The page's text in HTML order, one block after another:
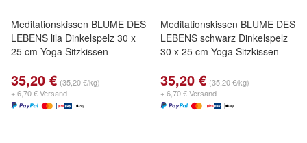
Meditationskissen BLUME DES
LEBENS lila Dinkelspelz 30 x
25 cm Yoga Sitzkissen
35,20 € (35,20 €/kg)
+ 6,70 € Versand
Meditationskissen BLUME DES
LEBENS schwarz Dinkelspelz
30 x 25 cm Yoga Sitzkissen
35,20 € (35,20 €/kg)
+ 6,70 € Versand